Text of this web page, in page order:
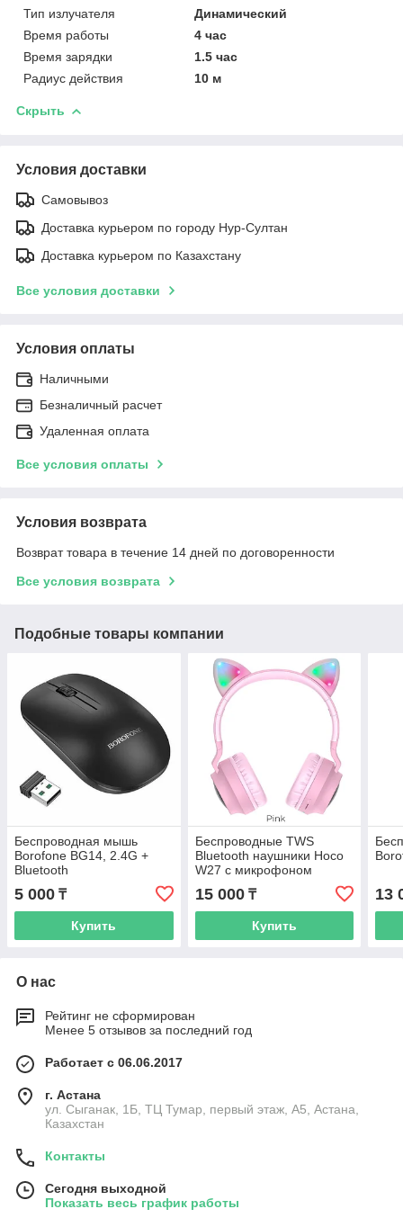
Тип излучателя
Динамический
Время работы
4 час
Время зарядки
1.5 час
Радиус действия
10 м
Скрыть
Условия доставки
Самовывоз
Доставка курьером по городу Нур-Султан
Доставка курьером по Казахстану
Все условия доставки
Условия оплаты
Наличными
Безналичный расчет
Удаленная оплата
Все условия оплаты
Условия возврата
Возврат товара в течение 14 дней по договоренности
Все условия возврата
Подобные товары компании
Беспроводная мышь
Borofone BG14, 2.4G +
Bluetooth
5 000 ₸
Купить
Беспроводные TWS
Bluetooth наушники Hoco
W27 с микрофоном
15 000₸
Купить
13
О нас
Рейтинг не сформирован
Менее 5 отзывов за последний год
Работает с 06.06.2017
г. Астана
ул. Сыганак, 1Б, ТЦ Тумар, первый этаж, А5, Астана,
Казахстан
Контакты
Сегодня выходной
Показать весь график работы